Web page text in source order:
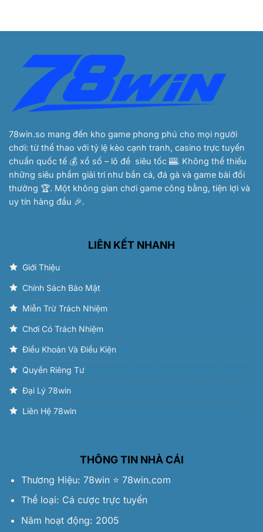
Nhất
Mã
Con
Trúng
Lớn
2025
78win.so mang đến kho game phong phú cho mọi người
chơi: từ thể thao với tỷ lệ kèo cạnh tranh, casino trực tuyến
chuẩn quốc tế 💰 xổ số – lô đề siêu tốc 🎰. Không thể thiếu
những siêu phẩm giải trí như bắn cá, đá gà và game bài đổi
thưởng 🏆. Một không gian chơi game công bằng, tiện lợi và
uy tín hàng đầu 🎉.
LIÊN KẾT NHANH
Giới Thiệu
Chính Sách Bảo Mật
Miễn Trừ Trách Nhiệm
Chơi Có Trách Nhiệm
Điều Khoản Và Điều Kiện
Quyền Riêng Tư
Đại Lý 78win
Liên Hệ 78win
THÔNG TIN NHÀ CÁI
Thương Hiệu: 78win⭐️ 78win.com
Thể loại: Cá cược trực tuyến
Năm hoạt động: 2005